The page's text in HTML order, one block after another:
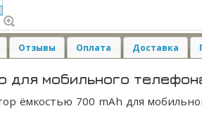
Отзывы Оплата Доставка
для мобильного
ёмкостью 700 mAh для